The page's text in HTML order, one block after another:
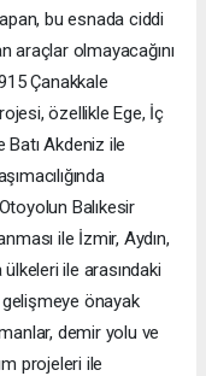
bu esnada ciddi
araçlar olmayacağını
Çanakkale
özellikle Ege, İç
Batı Akdeniz ile
Balıkesir
ile İzmir, Aydın,
ile arasındaki
önayak
demir yolu ve
projeleri ile